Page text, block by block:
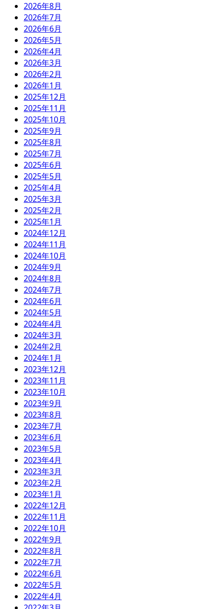
2026年8月
2026年7月
2026年6月
2026年5月
2026年4月
2026年3月
2026年2月
2026年1月
2025年12月
2025年11月
2025年10月
2025年9月
2025年8月
2025年7月
2025年6月
2025年5月
2025年4月
2025年3月
2025年2月
2025年1月
2024年12月
2024年11月
2024年10月
2024年9月
2024年8月
2024年7月
2024年6月
2024年5月
2024年4月
2024年3月
2024年2月
2024年1月
2023年12月
2023年11月
2023年10月
2023年9月
2023年8月
2023年7月
2023年6月
2023年5月
2023年4月
2023年3月
2023年2月
2023年1月
2022年12月
2022年11月
2022年10月
2022年9月
2022年8月
2022年7月
2022年6月
2022年5月
2022年4月